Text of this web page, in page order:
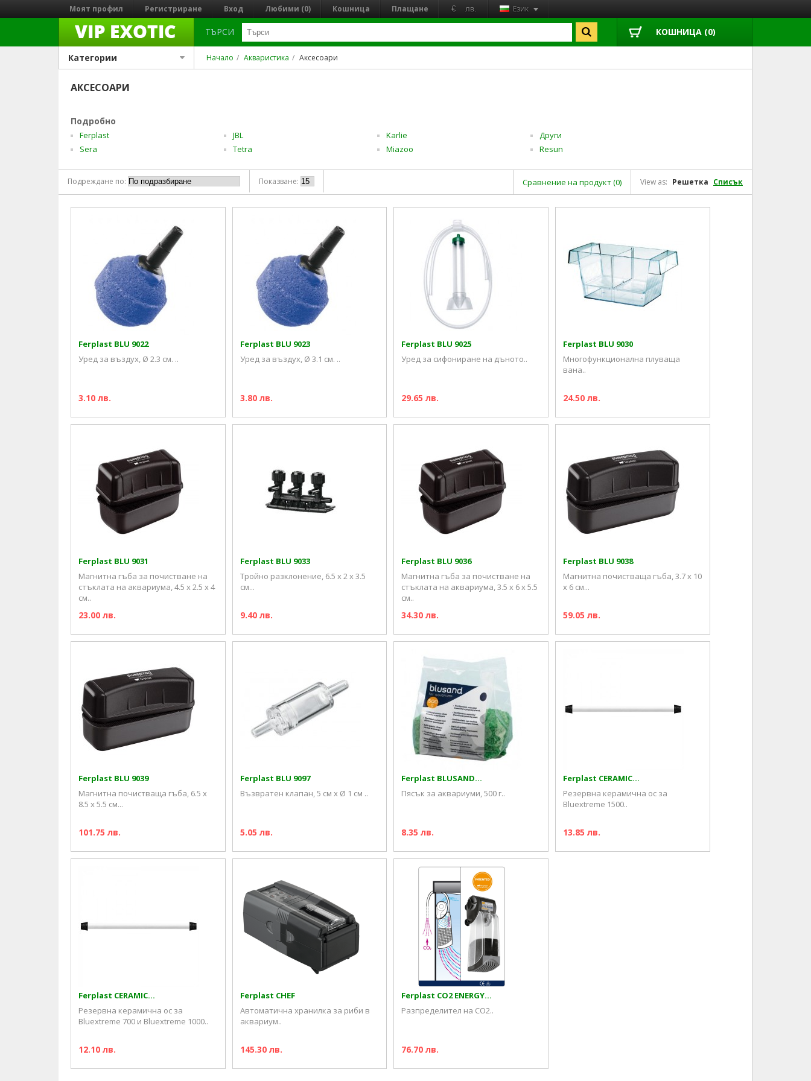
Моят профил Регистриране Вход Любими (0) Кошница Плащане € лв. Език
ТЪРСИ КОШНИЦА (0)
Категории Начало Акваристика Аксесоари
АКСЕСОАРИ
Подробно
Ferplast
Sera
JBL
Tetra
Karlie
Miazoo
Други
Resun
Подреждане по: Показване: View as: Решетка Списък
Сравнение на продукт (0)
Ferplast BLU 9022
Уред за въздух, Ø 2.3 см. ..
3.10 лв.
Ferplast BLU 9023
Уред за въздух, Ø 3.1 см. ..
3.80 лв.
Ferplast BLU 9025
Уред за сифониране на дъното..
29.65 лв.
Ferplast BLU 9030
Многофункционална плуваща
вана..
24.50 лв.
Ferplast BLU 9031
Магнитна гъба за почистване на
стъклата на аквариума, 4.5 x 2.5 x 4
см..
23.00 лв.
Ferplast BLU 9033
Тройно разклонение, 6.5 х 2 х 3.5
см...
9.40 лв.
Ferplast BLU 9036
Магнитна гъба за почистване на
стъклата на аквариума, 3.5 x 6 x 5.5
см..
34.30 лв.
Ferplast BLU 9038
Магнитна почистваща гъба, 3.7 x 10
x 6 см...
59.05 лв.
Ferplast BLU 9039
Магнитна почистваща гъба, 6.5 x
8.5 x 5.5 см...
101.75 лв.
Ferplast BLU 9097
Възвратен клапан, 5 см х Ø 1 см ..
5.05 лв.
Ferplast BLUSAND...
Пясък за аквариуми, 500 г..
8.35 лв.
Ferplast CERAMIC...
Резервна керамична ос за
Bluextreme 1500..
13.85 лв.
Ferplast CERAMIC...
Резервна керамична ос за
Bluextreme 700 и Bluextreme 1000..
12.10 лв.
Ferplast CHEF
Автоматична хранилка за риби в
аквариум..
145.30 лв.
Ferplast CO2 ENERGY...
Разпределител на CO2..
76.70 лв.